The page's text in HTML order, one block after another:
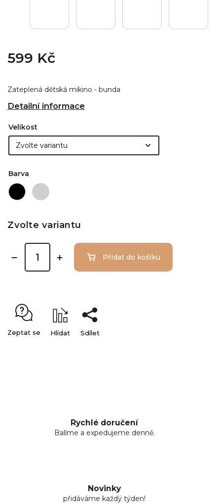
599 Kč
Zateplená dětská mikino - bunda
Detailní informace
Velikost
Barva
Zvolte variantu
Přidat do košíku
Zeptat se Hlídat Sdílet
Rychlé doručení
Balíme a expedujeme denně.
Novinky
přidáváme každý týden!